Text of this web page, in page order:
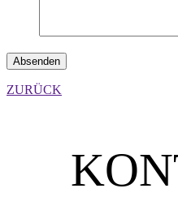
ZURÜCK